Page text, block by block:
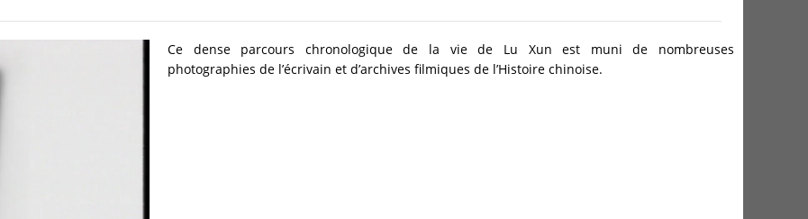
Ce dense parcours chronologique de la vie de Lu Xun est muni de nombreuses
photographies de l’écrivain et d’archives filmiques de l’Histoire chinoise.